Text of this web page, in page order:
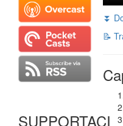
SUPPORTACI
⏬
📝